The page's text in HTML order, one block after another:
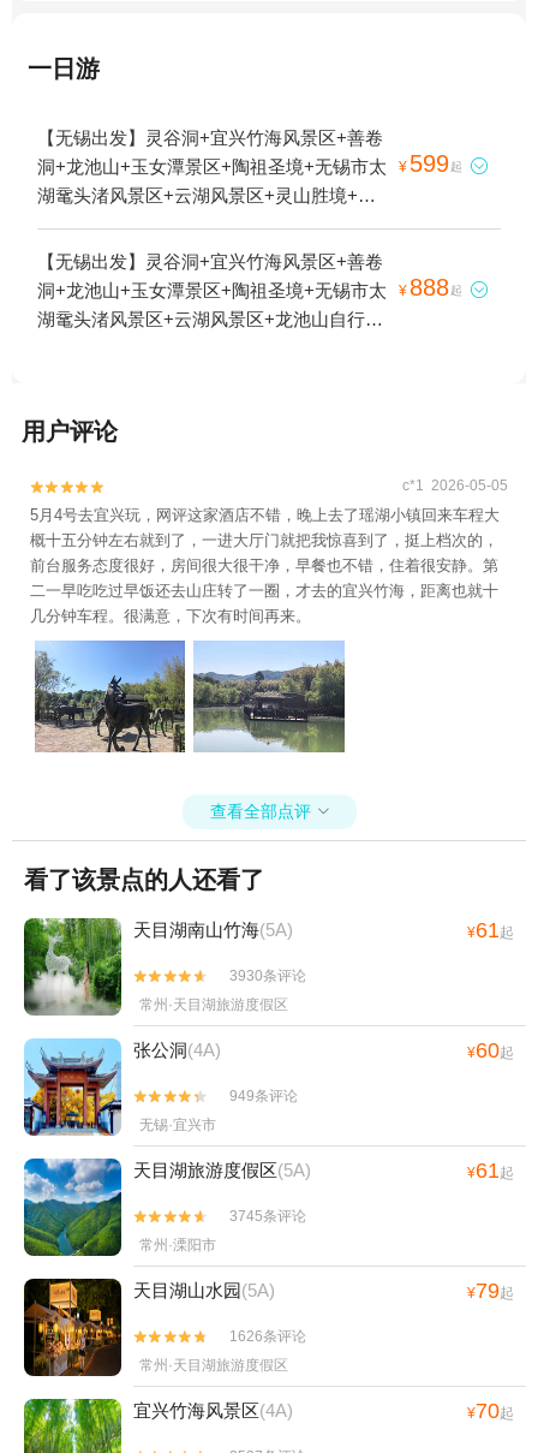
一日游
【无锡出发】灵谷洞+宜兴竹海风景区+善卷
洞+龙池山+玉女潭景区+陶祖圣境+无锡市太
湖鼋头渚风景区+云湖风景区+灵山胜境+禅
意小镇·拈花湾+佛光祖庭大觉寺+宜兴竹海国
际氡泉+富陶温泉+太湖石窟+宜兴国家森林
公园+隐龙谷·欢喜乐园+宜兴竹海滑雪场+宜
兴窑湖小镇+窑湖四季水世界1日游
¥ 599起 
【无锡出发】灵谷洞+宜兴竹海风景区+善卷
洞+龙池山+玉女潭景区+陶祖圣境+无锡市太
湖鼋头渚风景区+云湖风景区+龙池山自行车
雪场+宜兴窑湖小镇+窑湖四季水世界1日游
¥ 888起 
用户评论

 c*1 2026-05-05
5月4号去宜兴玩，网评这家酒店不错，晚上去了瑶湖小镇回来车程大
概十五分钟左右就到了，一进大厅门就把我惊喜到了，挺上档次的，
前台服务态度很好，房间很大很干净，早餐也不错，住着很安静。第
二一早吃吃过早饭还去山庄转了一圈，才去的宜兴竹海，距离也就十
几分钟车程。很满意，下次有时间再来。
查看全部点评 
看了该景点的人还看了
天目湖南山竹海(5A) ¥61起


3930条评论
常州·天目湖旅游度假区
张公洞(4A) ¥60起


949条评论
无锡·宜兴市
天目湖旅游度假区(5A) ¥61起


3745条评论
常州·溧阳市
天目湖山水园(5A) ¥79起


1626条评论
常州·天目湖旅游度假区
宜兴竹海风景区(4A) ¥70起